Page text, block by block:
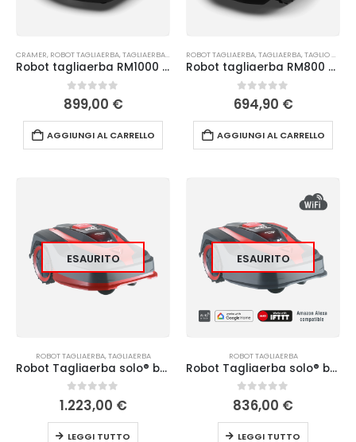
CRAMER, ROBOT TAGLIAERBA,TAGLIAERBA,TAGLIO DELL'ERBA
Robot tagliaerba RM1000 Cramer
0Su 5
899,00 €
AGGIUNGI AL CARRELLO
ROBOT TAGLIAERBA,TAGLIAERBA,TAGLIO DELL'ERBA
Robot tagliaerba RM800 Cramer
0Su 5
694,90 €
AGGIUNGI AL CARRELLO
ESAURITO
ROBOT TAGLIAERBA,TAGLIAERBA
Robot Tagliaerba solo® by AL-KO Robolinho 1423 W
0Su 5
1.223,00 €
LEGGI TUTTO
ESAURITO
ROBOT TAGLIAERBA
Robot Tagliaerba solo® by AL-KO Robolinho 520 W
0Su 5
836,00 €
LEGGI TUTTO